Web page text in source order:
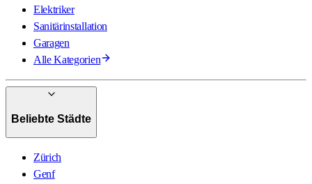
Elektriker
Sanitärinstallation
Garagen
Alle Kategorien
Beliebte Städte
Zürich
Genf